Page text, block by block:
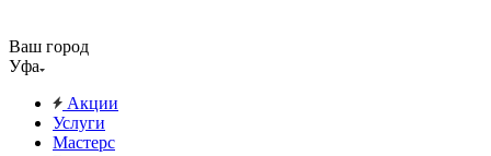
Ваш город
Уфа
Акции
Услуги
Мастерс